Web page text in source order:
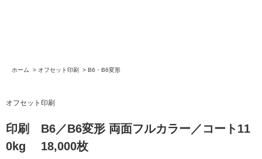
ホーム > オフセット印刷 > B6・B6変形
オフセット印刷
印刷 B6／B6変形 両面フルカラー／コート11
0kg 18,000枚